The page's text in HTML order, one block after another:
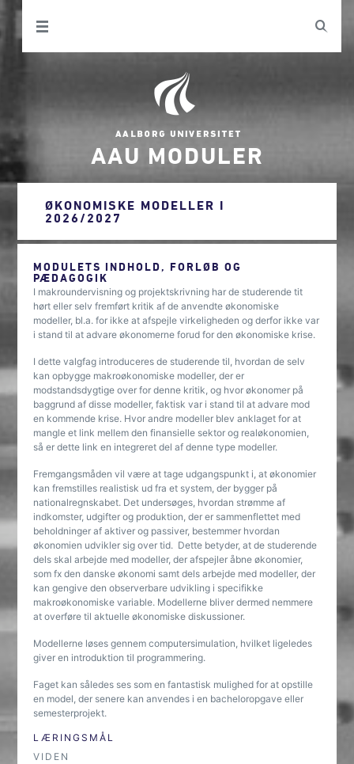
AAU MODULER
ØKONOMISKE MODELLER I
2026/2027
MODULETS INDHOLD, FORLØB OG
PÆDAGOGIK
I makroundervisning og projektskrivning har de studerende tit
hørt eller selv fremført kritik af de anvendte økonomiske
modeller, bl.a. for ikke at afspejle virkeligheden og derfor ikke var
i stand til at advare økonomerne forud for den økonomiske krise.
I dette valgfag introduceres de studerende til, hvordan de selv
kan opbygge makroøkonomiske modeller, der er
modstandsdygtige over for denne kritik, og hvor økonomer på
baggrund af disse modeller, faktisk var i stand til at advare mod
en kommende krise. Hvor andre modeller blev anklaget for at
mangle et link mellem den finansielle sektor og realøkonomien,
så er dette link en integreret del af denne type modeller.
Fremgangsmåden vil være at tage udgangspunkt i, at økonomier
kan fremstilles realistisk ud fra et system, der bygger på
nationalregnskabet. Det undersøges, hvordan strømme af
indkomster, udgifter og produktion, der er sammenflettet med
beholdninger af aktiver og passiver, bestemmer hvordan
økonomien udvikler sig over tid. Dette betyder, at de studerende
dels skal arbejde med modeller, der afspejler åbne økonomier,
som fx den danske økonomi samt dels arbejde med modeller, der
kan gengive den observerbare udvikling i specifikke
makroøkonomiske variable. Modellerne bliver dermed nemmere
at overføre til aktuelle økonomiske diskussioner.
Modellerne løses gennem computersimulation, hvilket ligeledes
giver en introduktion til programmering.
Faget kan således ses som en fantastisk mulighed for at opstille
en model, der senere kan anvendes i en bacheloropgave eller
semesterprojekt.
LÆRINGSMÅL
VIDEN